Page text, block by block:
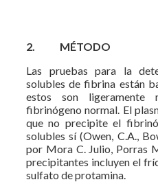
2. MÉTODO
Las pruebas para la
solubles de fibrina están
estos son ligeramente
fibrinógeno normal. El
que no precipite el
solubles sí (Owen, C.A.,
por Mora C. Julio, Porras
precipitantes incluyen el
sulfato de protamina.